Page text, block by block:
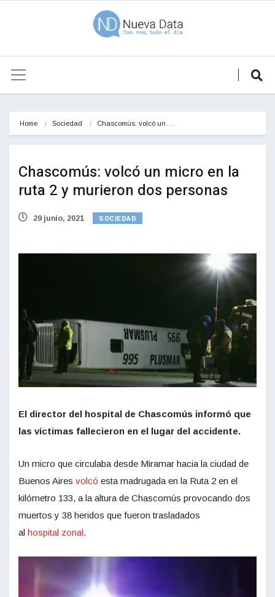
Home Sociedad Chascomús: volcó un…
Chascomús: volcó un micro en la
ruta 2 y murieron dos personas
29 junio, 2021 SOCIEDAD
El director del hospital de Chascomús informó que
las víctimas fallecieron en el lugar del accidente.
Un micro que circulaba desde Miramar hacia la ciudad de
Buenos Aires volcó esta madrugada en la Ruta 2 en el
kilómetro 133, a la altura de Chascomús provocando dos
muertos y 38 heridos que fueron trasladados
al hospital zonal.